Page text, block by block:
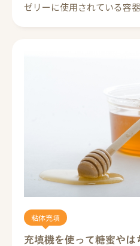
ゼリーに使用されている容
粘体充填
充填機を使って糖蜜やは